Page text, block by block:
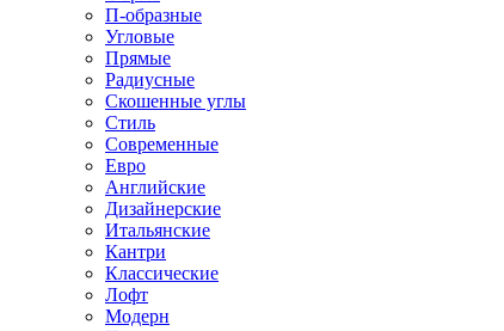
П-образные
Угловые
Прямые
Радиусные
Скошенные углы
Стиль
Современные
Евро
Английские
Дизайнерские
Итальянские
Кантри
Классические
Лофт
Модерн